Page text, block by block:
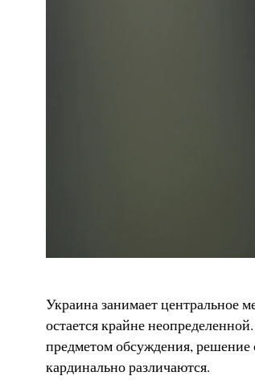
Украина занимает центральное
остается крайне
предметом обсуждения, решение
кардинально различаются.